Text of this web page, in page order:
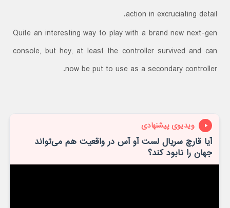
action in excruciating detail.
Quite an interesting way to play with a brand new next-gen
console, but hey, at least the controller survived and can
now be put to use as a secondary controller.
ویدیوی پیشنهادی
آیا قارچ سریال لست آو آس در واقعیت هم می‌تواند
جهان را نابود کند؟